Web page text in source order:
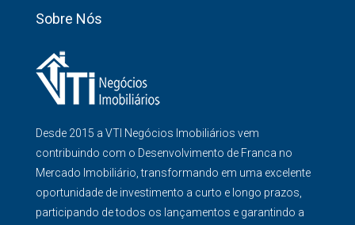
Sobre Nós
Desde 2015 a VTI Negócios Imobiliários vem
contribuindo com o Desenvolvimento de Franca no
Mercado Imobiliário, transformando em uma excelente
oportunidade de investimento a curto e longo prazos,
participando de todos os lançamentos e garantindo a